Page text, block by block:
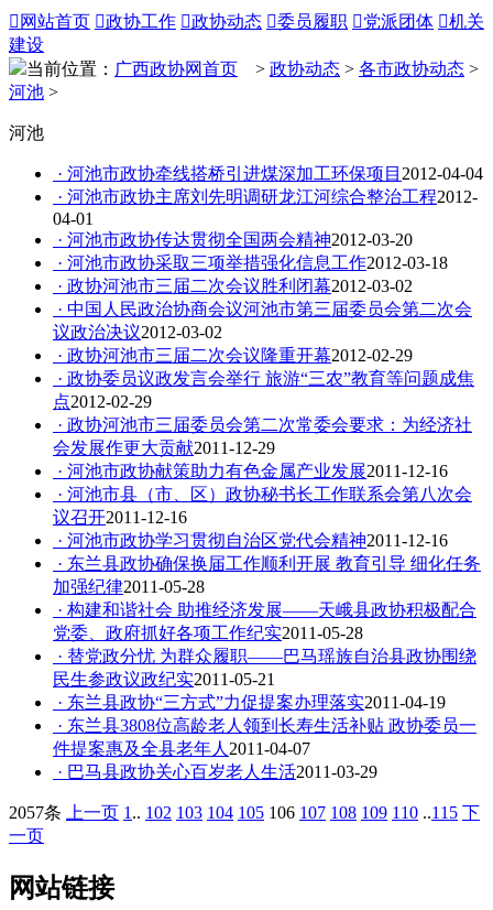
 网站首页 政协工作 政协动态 委员履职 党派团体 机关
建设
当前位置： 广西政协网首页 > 政协动态 > 各市政协动态 >
河池 >
河池
· 河池市政协牵线搭桥引进煤深加工环保项目 2012-04-04
· 河池市政协主席刘先明调研龙江河综合整治工程2012-
04-01
· 河池市政协传达贯彻全国两会精神2012-03-20
· 河池市政协采取三项举措强化信息工作2012-03-18
· 政协河池市三届二次会议胜利闭幕2012-03-02
· 中国人民政治协商会议河池市第三届委员会第二次会
议政治决议2012-03-02
· 政协河池市三届二次会议隆重开幕2012-02-29
· 政协委员议政发言会举行 旅游“三农”教育等问题成焦
点2012-02-29
· 政协河池市三届委员会第二次常委会要求：为经济社
会发展作更大贡献2011-12-29
· 河池市政协献策助力有色金属产业发展2011-12-16
· 河池市县（市、区）政协秘书长工作联系会第八次会
议召开2011-12-16
· 河池市政协学习贯彻自治区党代会精神2011-12-16
· 东兰县政协确保换届工作顺利开展 教育引导 细化任务
加强纪律2011-05-28
· 构建和谐社会 助推经济发展——天峨县政协积极配合
党委、政府抓好各项工作纪实2011-05-28
· 替党政分忧 为群众履职——巴马瑶族自治县政协围绕
民生参政议政纪实2011-05-21
· 东兰县政协“三方式”力促提案办理落实2011-04-19
· 东兰县3808位高龄老人领到长寿生活补贴 政协委员一
件提案惠及全县老年人 2011-04-07
· 巴马县政协关心百岁老人生活2011-03-29
2057条 上一页 1 .. 102 103 104 105 106 107 108 109 110 ..115 下
一页
网站链接